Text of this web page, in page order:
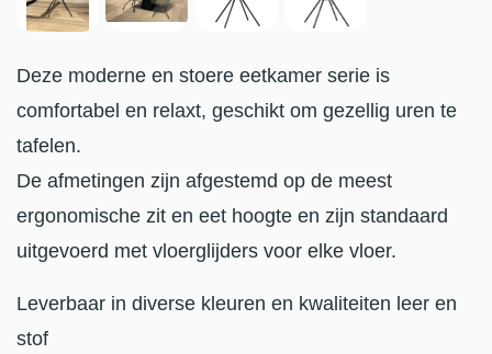
Deze moderne en stoere eetkamer serie is
comfortabel en relaxt, geschikt om gezellig uren te
tafelen.
De afmetingen zijn afgestemd op de meest
ergonomische zit en eet hoogte en zijn standaard
uitgevoerd met vloerglijders voor elke vloer.
Leverbaar in diverse kleuren en kwaliteiten leer en
stof